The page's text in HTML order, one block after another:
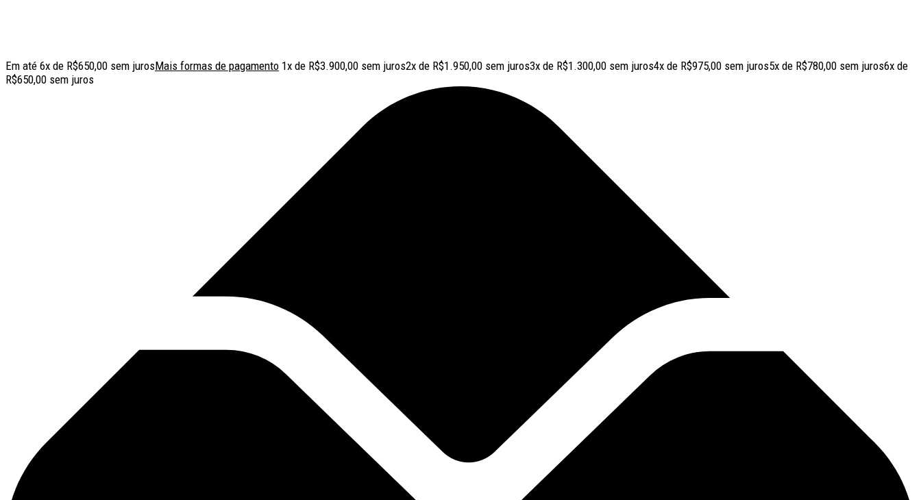
Em até 6x de R$650,00 sem jurosMais formas de pagamento 1x de R$3.900,00 sem juros2x de R$1.950,00 sem juros3x de R$1.300,00 sem juros4x de R$975,00 sem juros5x de R$780,00 sem juros6x de
R$650,00 sem juros